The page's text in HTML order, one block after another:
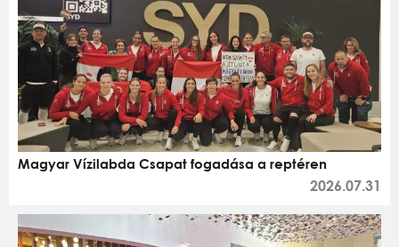
Magyar Vízilabda Csapat fogadása a reptéren
2026.07.31